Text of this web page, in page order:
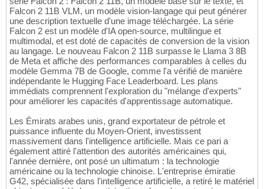
Falcon 2 11B VLM, un modèle vision-langage qui peut générer
une description textuelle d'une image téléchargée. La série
Falcon 2 est un modèle d'IA open-source, multilingue et
multimodal, et est doté de capacités de conversion de la vision
au langage. Le nouveau Falcon 2 11B surpasse le Llama 3 8B
de Meta et affiche des performances comparables à celles du
modèle Gemma 7B de Google, comme l'a vérifié de manière
indépendante le Hugging Face Leaderboard. Les plans
immédiats comprennent l'exploration du "mélange d'experts"
pour améliorer les capacités d'apprentissage automatique.
Les Émirats arabes unis, grand exportateur de pétrole et
puissance influente du Moyen-Orient, investissent
massivement dans l'intelligence artificielle. Mais ce pari a
également attiré l'attention des autorités américaines qui,
l'année dernière, ont posé un ultimatum : la technologie
américaine ou la technologie chinoise. L'entreprise émiratie
G42, spécialisée dans l'intelligence artificielle, a retiré le matériel